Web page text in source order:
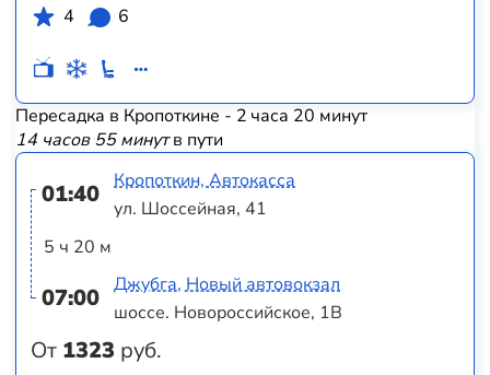
4
6
Пересадка в Кропоткине - 2 часа 20 минут
14 часов 55 минутв пути
01:40
5 ч 20 м
07:00
От 1323 руб.
Кропоткин, Автокасса
ул. Шоссейная, 41
Джубга, Новый автовокзал
шоссе. Новороссийское, 1В